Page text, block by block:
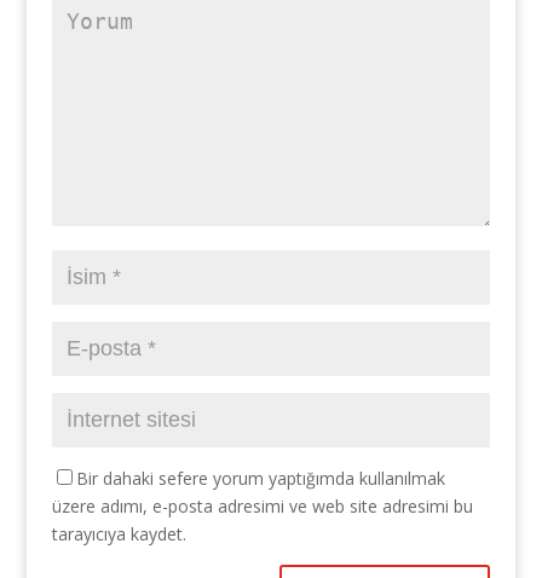
Bir dahaki sefere yorum yaptığımda kullanılmak
üzere adımı, e-posta adresimi ve web site adresimi bu
tarayıcıya kaydet.